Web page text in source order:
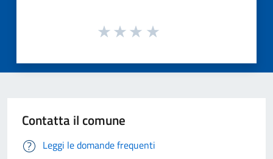
Contatta il comune
Leggi le domande frequenti